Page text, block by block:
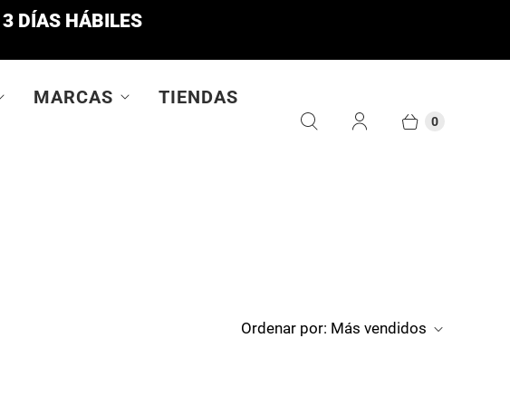
DÍAS HÁBILES
MARCAS TIENDAS
0
Ordenar por: Más vendidos